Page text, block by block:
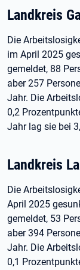
Landkreis
Die
im April 2025
gemeldet, 88
aber 257
Jahr. Die
0,2
Jahr lag sie bei
Landkreis
Die
April 2025
gemeldet, 53
aber 394
Jahr. Die
0,1